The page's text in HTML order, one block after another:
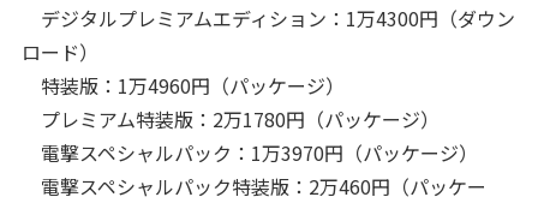
デジタルプレミアムエディション：1万4300円（ダウン
ロード）
特装版：1万4960円（パッケージ）
プレミアム特装版：2万1780円（パッケージ）
電撃スペシャルパック：1万3970円（パッケージ）
電撃スペシャルパック特装版：2万460円（パッケー